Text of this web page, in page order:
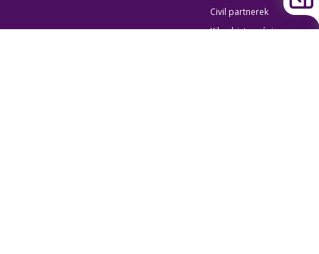
Civil partnerek
Kiberbiztonsági